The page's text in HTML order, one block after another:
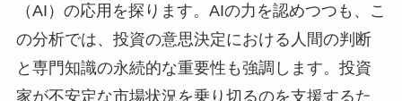
（AI）の応用を探ります。AIの力を認めつつも、こ
の分析では、投資の意思決定における人間の判断
と専門知識の永続的な重要性も強調します。投資
家が不安定な市場状況を乗り切るのを支援するた